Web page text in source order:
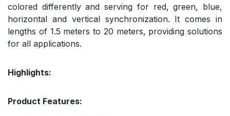
colored differently and serving for red, green, blue,
horizontal and vertical synchronization. It comes in
lengths of 1.5 meters to 20 meters, providing solutions
for all applications.
Highlights:
Product Features: